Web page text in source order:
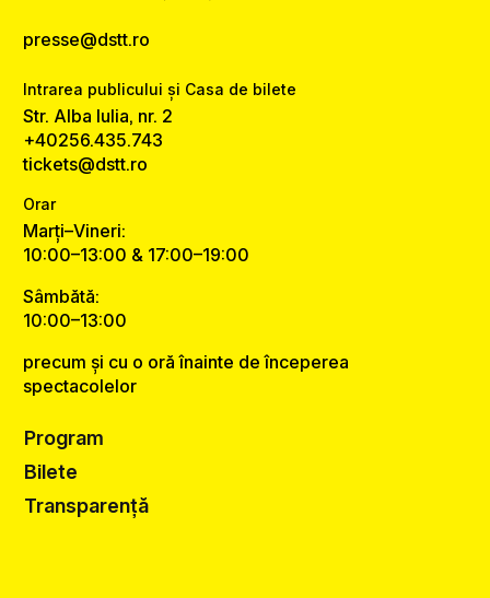
presse@dstt.ro
Intrarea publicului și Casa de bilete
Str. Alba Iulia, nr. 2
+40256.435.743
tickets@dstt.ro
Orar
Marți–Vineri:
10:00–13:00 & 17:00–19:00
Sâmbătă:
10:00–13:00
precum și cu o oră înainte de începerea
spectacolelor
Program
Bilete
Transparență